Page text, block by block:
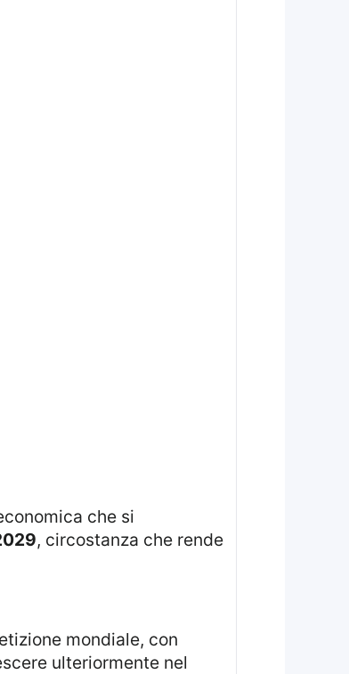
che si
, circostanza che rende
mondiale, con
ulteriormente nel